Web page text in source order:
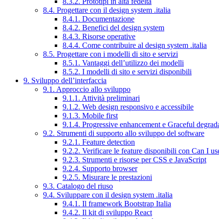
8.4. Progettare con il design system .italia
8.4.1. Documentazione
8.4.2. Benefici del design system
8.4.3. Risorse operative
8.4.4. Come contribuire al design system .italia
8.5. Progettare con i modelli di sito e servizi
8.5.1. Vantaggi dell’utilizzo dei modelli
8.5.2. I modelli di sito e servizi disponibili
9. Sviluppo dell’interfaccia
9.1. Approccio allo sviluppo
9.1.1. Attività preliminari
9.1.2. Web design responsivo e accessibile
9.1.3. Mobile first
9.1.4. Progressive enhancement e Graceful
9.2. Strumenti di supporto allo sviluppo del software
9.2.1. Feature detection
9.2.2. Verificare le feature disponibili con Can I
9.2.3. Strumenti e risorse per CSS e JavaScript
9.2.4. Supporto browser
9.2.5. Misurare le prestazioni
9.3. Catalogo del riuso
9.4. Sviluppare con il design system .italia
9.4.1. Il framework Bootstrap Italia
9.4.2. Il kit di sviluppo React